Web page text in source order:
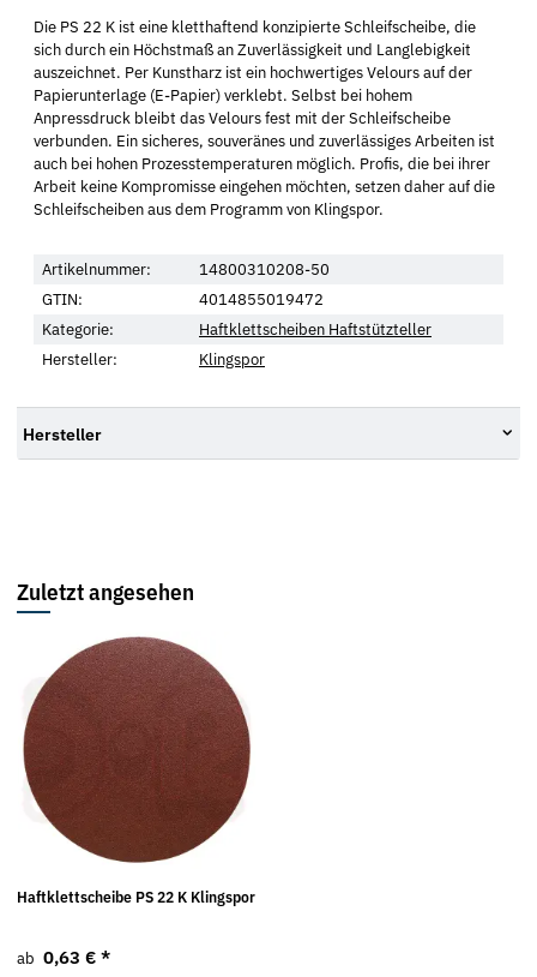
Die PS 22 K ist eine kletthaftend konzipierte Schleifscheibe, die
sich durch ein Höchstmaß an Zuverlässigkeit und Langlebigkeit
auszeichnet. Per Kunstharz ist ein hochwertiges Velours auf der
Papierunterlage (E-Papier) verklebt. Selbst bei hohem
Anpressdruck bleibt das Velours fest mit der Schleifscheibe
verbunden. Ein sicheres, souveränes und zuverlässiges Arbeiten ist
auch bei hohen Prozesstemperaturen möglich. Profis, die bei ihrer
Arbeit keine Kompromisse eingehen möchten, setzen daher auf die
Schleifscheiben aus dem Programm von Klingspor.
Artikelnummer:
14800310208-50
GTIN:
4014855019472
Kategorie:
Haftklettscheiben Haftstützteller
Hersteller:
Klingspor
Hersteller
Zuletzt angesehen
Haftklettscheibe PS 22 K Klingspor
ab 0,63 € *